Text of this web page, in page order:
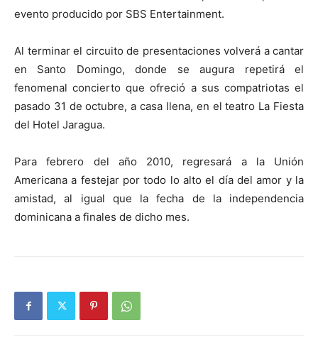
evento producido por SBS Entertainment.
Al terminar el circuito de presentaciones volverá a cantar
en Santo Domingo, donde se augura repetirá el
fenomenal concierto que ofreció a sus compatriotas el
pasado 31 de octubre, a casa llena, en el teatro La Fiesta
del Hotel Jaragua.
Para febrero del año 2010, regresará a la Unión
Americana a festejar por todo lo alto el día del amor y la
amistad, al igual que la fecha de la independencia
dominicana a finales de dicho mes.